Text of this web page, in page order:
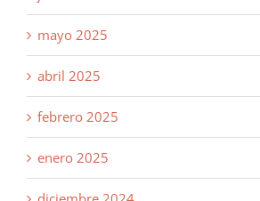
mayo 2025
abril 2025
febrero 2025
enero 2025